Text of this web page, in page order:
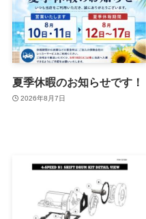
夏季休暇のお知らせです！
2026年8月7日